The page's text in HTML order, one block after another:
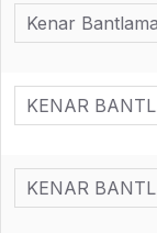
Kenar
KENAR
KENAR